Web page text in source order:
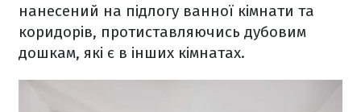
нанесений на підлогу ванної кімнати та
коридорів, протиставляючись дубовим
дошкам, які є в інших кімнатах.